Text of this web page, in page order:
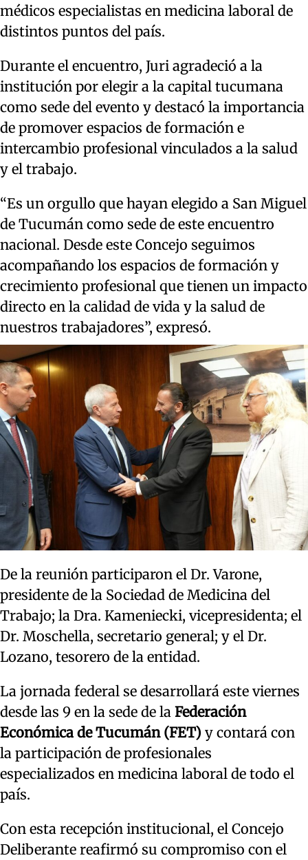
médicos especialistas en medicina laboral de
distintos puntos del país.
Durante el encuentro, Juri agradeció a la
institución por elegir a la capital tucumana
como sede del evento y destacó la importancia
de promover espacios de formación e
intercambio profesional vinculados a la salud
y el trabajo.
“Es un orgullo que hayan elegido a San Miguel
de Tucumán como sede de este encuentro
nacional. Desde este Concejo seguimos
acompañando los espacios de formación y
crecimiento profesional que tienen un impacto
directo en la calidad de vida y la salud de
nuestros trabajadores”, expresó.
De la reunión participaron el Dr. Varone,
presidente de la Sociedad de Medicina del
Trabajo; la Dra. Kameniecki, vicepresidenta; el
Dr. Moschella, secretario general; y el Dr.
Lozano, tesorero de la entidad.
La jornada federal se desarrollará este viernes
desde las 9 en la sede de la Federación
Económica de Tucumán (FET) y contará con
la participación de profesionales
especializados en medicina laboral de todo el
país.
Con esta recepción institucional, el Concejo
Deliberante reafirmó su compromiso con el